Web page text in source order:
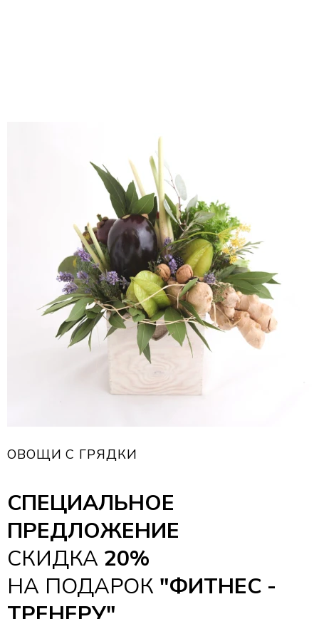
ОВОЩИ С ГРЯДКИ
СПЕЦИАЛЬНОЕ
ПРЕДЛОЖЕНИЕ
СКИДКА 20%
НА ПОДАРОК "ФИТНЕС -